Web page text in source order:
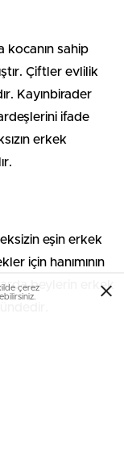
kocanın sahip
Çiftler evlilik
Kayınbirader
ifade
erkek
eşin erkek
için hanımının
beylerin erkek
çerez